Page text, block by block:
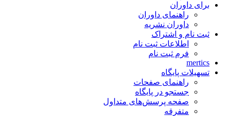
برای داوران
راهنمای داوران
داوران نشریه
ثبت نام و اشتراک
اطلاعات ثبت نام
فرم ثبت نام
mertics
تسهیلات پایگاه
راهنمای صفحات
جستجو در پایگاه
صفحه پرسش‌های متداول
متفرقه